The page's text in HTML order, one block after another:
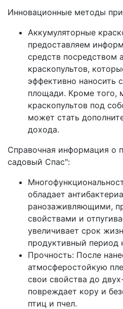
Инновационные методы
Аккумуляторные
предоставляем
средств посредством
краскопультов,
эффективно наносить
площади. Кроме того,
краскопультов под
может стать
дохода.
Справочная информация о
садовый Спас":
обладает
ранозаживляющими,
свойствами и
увеличивает срок
продуктивный период
Прочность: После
атмосферостойкую
свои свойства до
повреждает кору и
птиц и пчел.